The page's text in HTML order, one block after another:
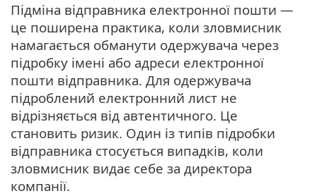
Підміна відправника електронної пошти —
це поширена практика, коли зловмисник
намагається обманути одержувача через
підробку імені або адреси електронної
пошти відправника. Для одержувача
підроблений електронний лист не
відрізняється від автентичного. Це
становить ризик. Один із типів підробки
відправника стосується випадків, коли
зловмисник видає себе за директора
компанії.